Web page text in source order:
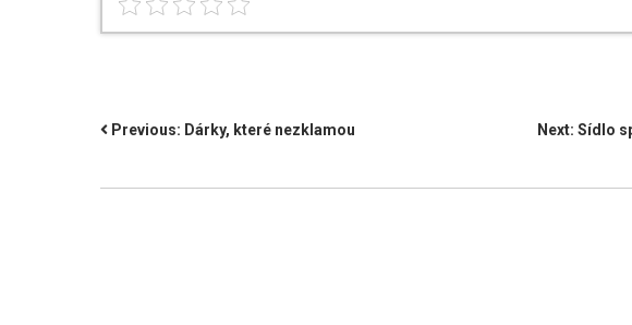
NAVIGACE
Previous: Dárky, které nezklamou Next: Sídlo